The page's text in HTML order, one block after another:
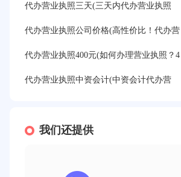
代办营业执照三天(三天内代办营业执照
代办营业执照公司价格(高性价比！代办营
代办营业执照400元(如何办理营业执照？4
代办营业执照中资会计(中资会计代办营
我们还提供